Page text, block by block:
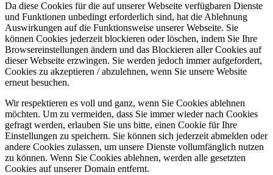
Da diese Cookies für die auf unserer Webseite verfügbaren Dienste
und Funktionen unbedingt erforderlich sind, hat die Ablehnung
Auswirkungen auf die Funktionsweise unserer Webseite. Sie
können Cookies jederzeit blockieren oder löschen, indem Sie Ihre
Browsereinstellungen ändern und das Blockieren aller Cookies auf
dieser Webseite erzwingen. Sie werden jedoch immer aufgefordert,
Cookies zu akzeptieren / abzulehnen, wenn Sie unsere Website
erneut besuchen.
Wir respektieren es voll und ganz, wenn Sie Cookies ablehnen
möchten. Um zu vermeiden, dass Sie immer wieder nach Cookies
gefragt werden, erlauben Sie uns bitte, einen Cookie für Ihre
Einstellungen zu speichern. Sie können sich jederzeit abmelden oder
andere Cookies zulassen, um unsere Dienste vollumfänglich nutzen
zu können. Wenn Sie Cookies ablehnen, werden alle gesetzten
Cookies auf unserer Domain entfernt.